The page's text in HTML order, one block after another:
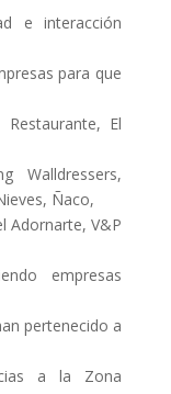
e interacción
para que
El
Walldressers,
Ñaco,
Adornarte, V&P
empresas
pertenecido a
a la Zona